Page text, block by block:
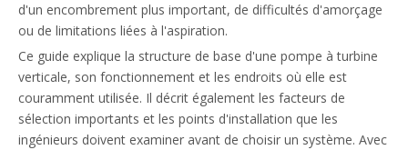
d'un encombrement plus important, de difficultés d'amorçage
ou de limitations liées à l'aspiration.
Ce guide explique la structure de base d'une pompe à turbine
verticale, son fonctionnement et les endroits où elle est
couramment utilisée. Il décrit également les facteurs de
sélection importants et les points d'installation que les
ingénieurs doivent examiner avant de choisir un système. Avec